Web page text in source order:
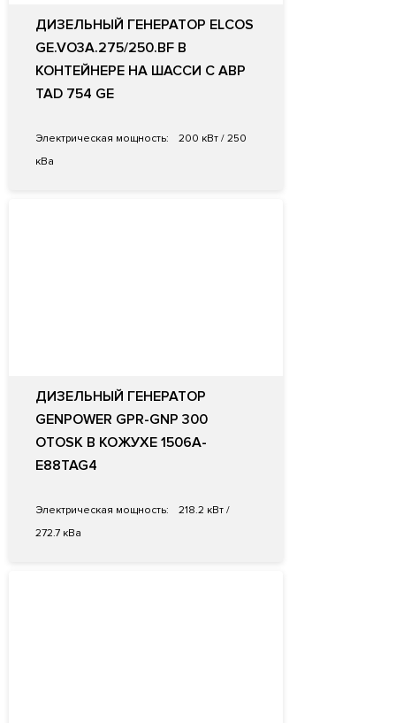
ДИЗЕЛЬНЫЙ ГЕНЕРАТОР ELCOS
GE.VO3A.275/250.BF В
КОНТЕЙНЕРЕ НА ШАССИ С АВР
TAD 754 GE
Электрическая мощность:
200 кВт / 250
кВа
ДИЗЕЛЬНЫЙ ГЕНЕРАТОР
GENPOWER GPR-GNP 300
OTOSK В КОЖУХЕ 1506A-
E88TAG4
Электрическая мощность:
218.2 кВт /
272.7 кВа